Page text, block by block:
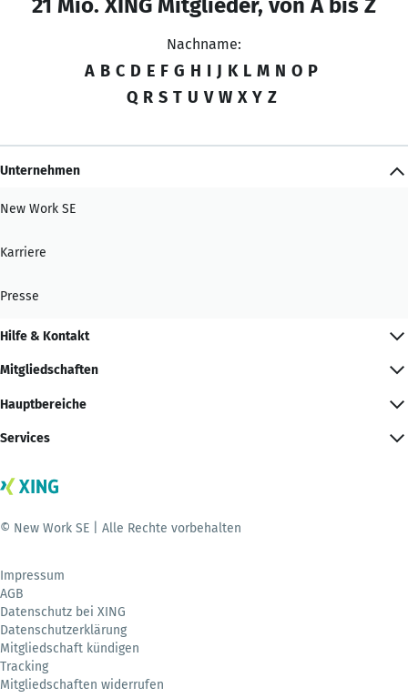
Nachname:
A B C D E F G H I J K L M N O P
Q R S T U V W X Y Z
Unternehmen
New Work SE
Karriere
Presse
Hilfe & Kontakt
Mitgliedschaften
Hauptbereiche
Services
© New Work SE | Alle Rechte vorbehalten
Impressum
AGB
Datenschutz bei XING
Datenschutzerklärung
Mitgliedschaft kündigen
Tracking
Mitgliedschaften widerrufen